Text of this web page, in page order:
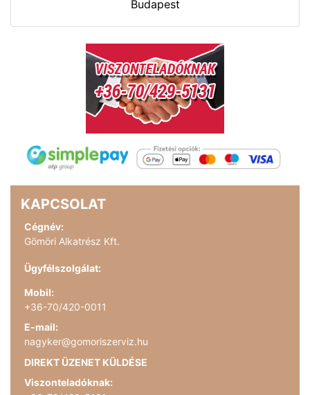
Budapest
KAPCSOLAT
Cégnév:
Gömöri Alkatrész Kft.
Ügyfélszolgálat:
Mobil:
+36-70/420-0011
E-mail:
nagyker@gomoriszerviz.hu
DIREKT ÜZENET KÜLDÉSE
Viszonteladóknak: